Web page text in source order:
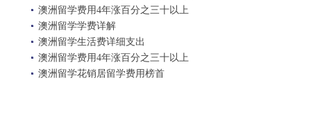
澳洲留学费用4年涨百分之三十以上
澳洲留学学费详解
澳洲留学生活费详细支出
澳洲留学费用4年涨百分之三十以上
澳洲留学花销居留学费用榜首